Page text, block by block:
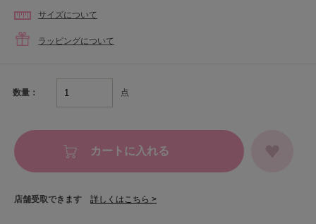
サイズについて
ラッピングについて
数量： 点
カートに入れる
店舗受取できます 詳しくはこちら >